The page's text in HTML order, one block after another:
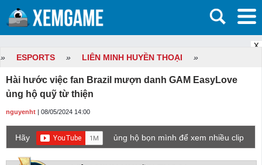
X
» ESPORTS » LIÊN MINH HUYỀN THOẠI »
Hài hước việc fan Brazil mượn danh GAM EasyLove
ủng hộ quỹ từ thiện
nguyenht | 08/05/2024 14:00
Hãy
ủng hộ bọn mình để xem nhiều clip